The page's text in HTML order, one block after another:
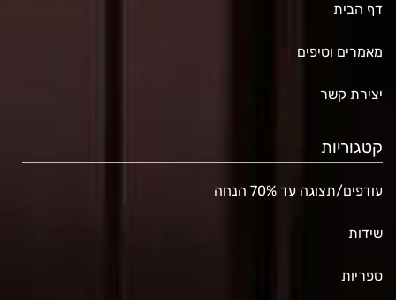
דף הבית
מאמרים וטיפים
יצירת קשר
קטגוריות
עודפים/תצוגה עד 70% הנחה
שידות
ספריות